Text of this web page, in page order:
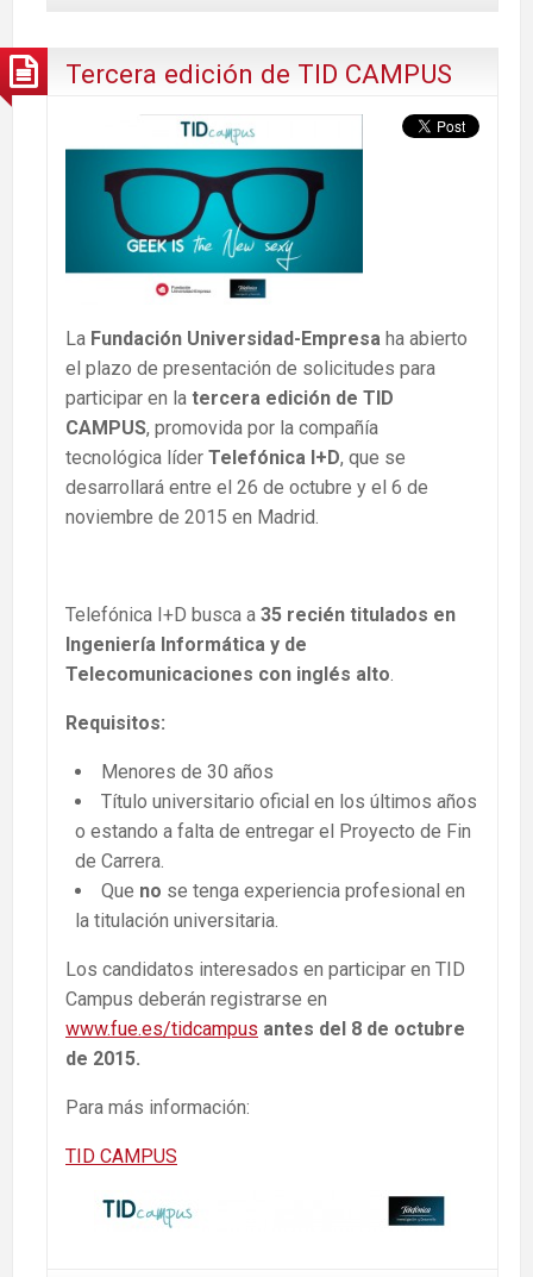
Tercera edición de TID CAMPUS
La Fundación Universidad-Empresa ha abierto
el plazo de presentación de solicitudes para
participar en la tercera edición de TID
CAMPUS, promovida por la compañía
tecnológica líder Telefónica I+D, que se
desarrollará entre el 26 de octubre y el 6 de
noviembre de 2015 en Madrid.
Telefónica I+D busca a 35 recién titulados en
Ingeniería Informática y de
Telecomunicaciones con inglés alto.
Requisitos:
Menores de 30 años
Título universitario oficial en los últimos años
o estando a falta de entregar el Proyecto de Fin
de Carrera.
Que no se tenga experiencia profesional en
la titulación universitaria.
Los candidatos interesados en participar en TID
Campus deberán registrarse en
www.fue.es/tidcampus antes del 8 de octubre
de 2015.
Para más información:
TID CAMPUS